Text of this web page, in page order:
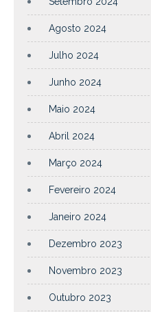
Agosto 2024
Julho 2024
Junho 2024
Maio 2024
Abril 2024
Março 2024
Fevereiro 2024
Janeiro 2024
Dezembro 2023
Novembro 2023
Outubro 2023